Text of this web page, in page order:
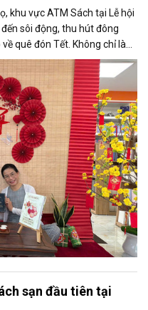
khu vực ATM Sách tại Lễ hội
sôi động, thu hút đông
quê đón Tết. Không chỉ là
Sách còn mang đến một hình
nên sắc thái văn hóa đọc
sạn đầu tiên tại